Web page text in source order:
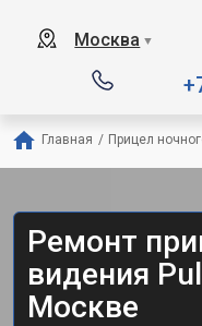
Москва ▼
Главная / Прицел
Ремонт
видения
Москве